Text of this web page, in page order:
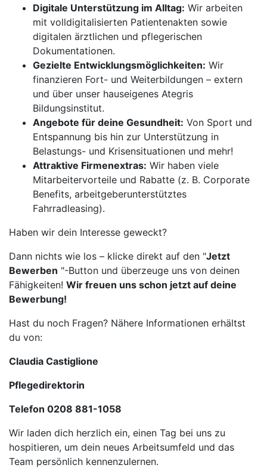
Digitale Unterstützung im Alltag: Wir arbeiten
mit volldigitalisierten Patientenakten sowie
digitalen ärztlichen und pflegerischen
Dokumentationen.
Gezielte Entwicklungsmöglichkeiten: Wir
finanzieren Fort- und Weiterbildungen – extern
und über unser hauseigenes Ategris
Bildungsinstitut.
Angebote für deine Gesundheit: Von Sport und
Entspannung bis hin zur Unterstützung in
Belastungs- und Krisensituationen und mehr!
Attraktive Firmenextras: Wir haben viele
Mitarbeitervorteile und Rabatte (z. B. Corporate
Benefits, arbeitgeberunterstütztes
Fahrradleasing).
Haben wir dein Interesse geweckt?
Dann nichts wie los – klicke direkt auf den "Jetzt
Bewerben "-Button und überzeuge uns von deinen
Fähigkeiten! Wir freuen uns schon jetzt auf deine
Bewerbung!
Hast du noch Fragen? Nähere Informationen erhältst
du von:
Claudia Castiglione
Pflegedirektorin
Telefon 0208 881-1058
Wir laden dich herzlich ein, einen Tag bei uns zu
hospitieren, um dein neues Arbeitsumfeld und das
Team persönlich kennenzulernen.